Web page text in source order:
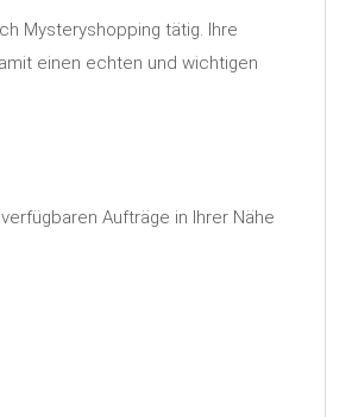
Mysteryshopping tätig. Ihre
einen echten und wichtigen
Aufträge in Ihrer Nähe